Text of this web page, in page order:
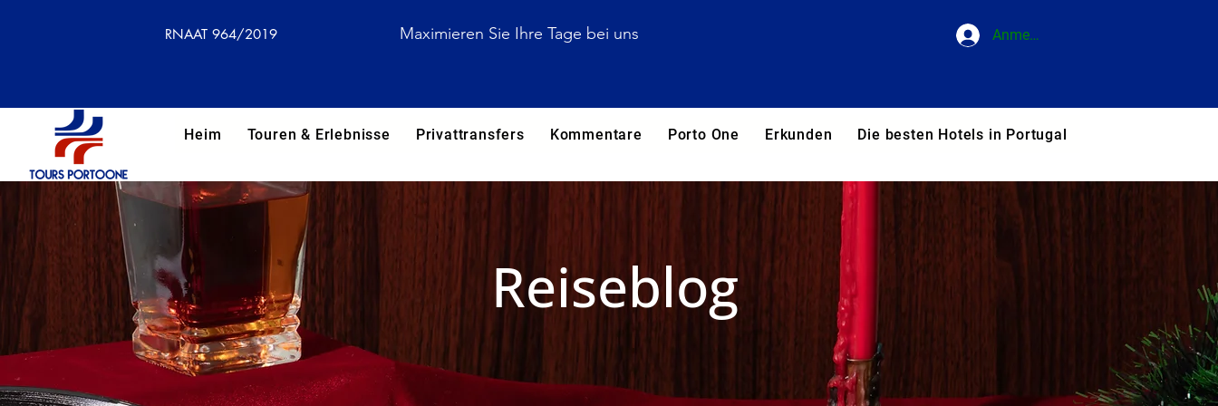
RNAAT 964/2019 Maximieren Sie Ihre Tage bei uns Anmelden
Heim Touren & Erlebnisse Privattransfers Kommentare Porto One Erkunden Die besten Hotels in Portugal
Reiseblog